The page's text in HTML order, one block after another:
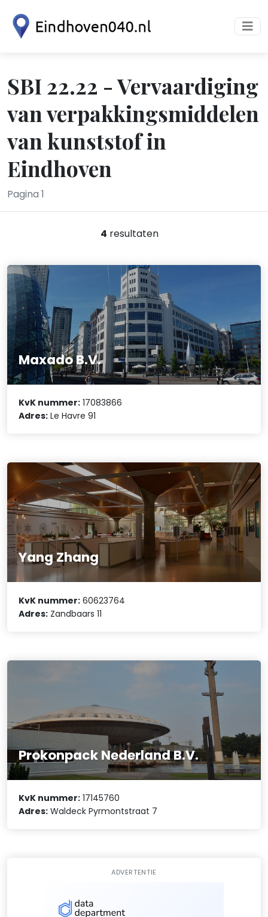
SBI 22.22 - Vervaardiging
van verpakkingsmiddelen
van kunststof in
Eindhoven
Pagina 1
4 resultaten
Maxado B.V.
KvK nummer: 17083866
Adres: Le Havre 91
Yang Zhang
KvK nummer: 60623764
Adres: Zandbaars 11
Prokonpack Nederland B.V.
KvK nummer: 17145760
Adres: Waldeck Pyrmontstraat 7
ADVERTENTIE